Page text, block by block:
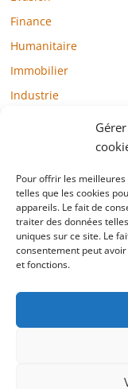
Pour offrir les
telles que les cookies
appareils. Le fait de
traiter des données
uniques sur ce site. Le
consentement peut
et fonctions.
Finance
Humanitaire
Immobilier
Industrie
Mode / Beauté /
Santé
Société
Sports
Technologie / Internet